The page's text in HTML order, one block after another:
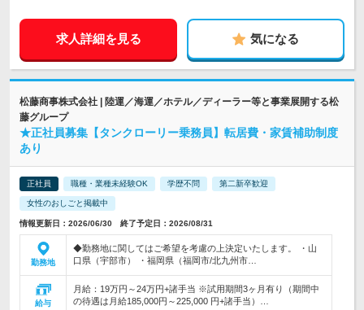
求人詳細を見る 気になる
松藤商事株式会社 | 陸運／海運／ホテル／ディーラー等と事業展開する松
藤グループ
★正社員募集【タンクローリー乗務員】転居費・家賃補助制度
あり
正社員 職種・業種未経験OK 学歴不問 第二新卒歓迎
女性のおしごと掲載中
情報更新日：2026/06/30 終了予定日：2026/08/31
勤務地
◆勤務地に関してはご希望を考慮の上決定いたします。 ・山
口県（宇部市） ・福岡県（福岡市/北九州市…
給与
月給：19万円～24万円+諸手当 ※試用期間3ヶ月有り（期間中
の待遇は月給185,000円～225,000 円+諸手当）…